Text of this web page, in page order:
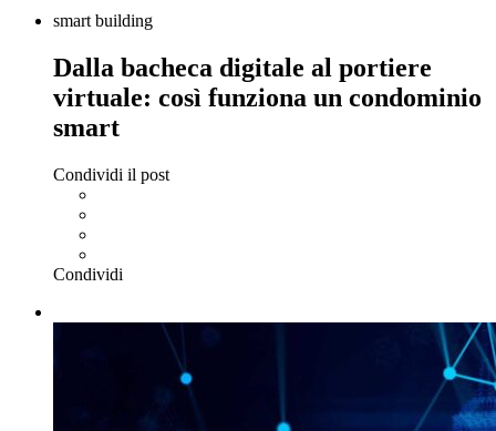
smart building
Dalla bacheca digitale al portiere
virtuale: così funziona un condominio
smart
Condividi il post
Condividi